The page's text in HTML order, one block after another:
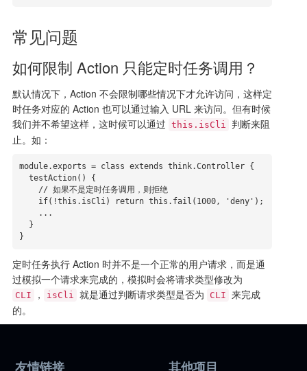
常见问题
如何限制 Action 只能定时任务调用？
默认情况下，Action 不会限制哪些情况下才允许访问，这样定
时任务对应的 Action 也可以通过输入 URL 来访问。但有时候
我们并不希望这样，这时候可以通过 this.isCli
判断来阻
止。如：
module.exports = class extends think.Controller {
}
定时任务执行 Action 时并不是一个正常的用户请求，而是通
过模拟一个请求来完成的，模拟时会将请求类型修改为
CLI ， isCli 就是通过判断请求类型是否为 CLI 来完成
的。
友情链接 其他项目